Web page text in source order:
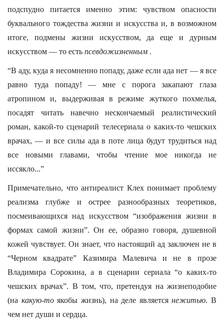
подспудно питается именно этим: чувством опасности
буквального тождества жизни и искусства и, в возможном
итоге, подмены жизни искусством, да еще и дурным
искусством — то есть псевдожизненным .
“В аду, куда я несомненно попаду, даже если ада нет — я все
равно туда попаду! — мне с порога закапают глаза
атропином и, выдерживая в режиме жуткого похмелья,
посадят читать навечно нескончаемый реалистический
роман, какой-то сценарий телесериала о каких-то чешских
врачах, — и все силы ада в поте лица будут трудиться над
все новыми главами, чтобы чтение мое никогда не
иссякло...”
Примечательно, что антиреалист Клех понимает проблему
реализма глубже и острее разнообразных теоретиков,
посмеивающихся над искусством “изображения жизни в
формах самой жизни”. Он ее, образно говоря, душевной
кожей чувствует. Он знает, что настоящий ад заключен не в
“Черном квадрате” Казимира Малевича и не в прозе
Владимира Сорокина, а в сценарии сериала “о каких-то
чешских врачах”. В том, что, претендуя на жизнеподобие
(на какую-тоякобы жизнь), на деле являетсянежитью. В
чем нет души и сердца.